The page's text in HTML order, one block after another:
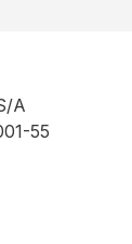
A
55